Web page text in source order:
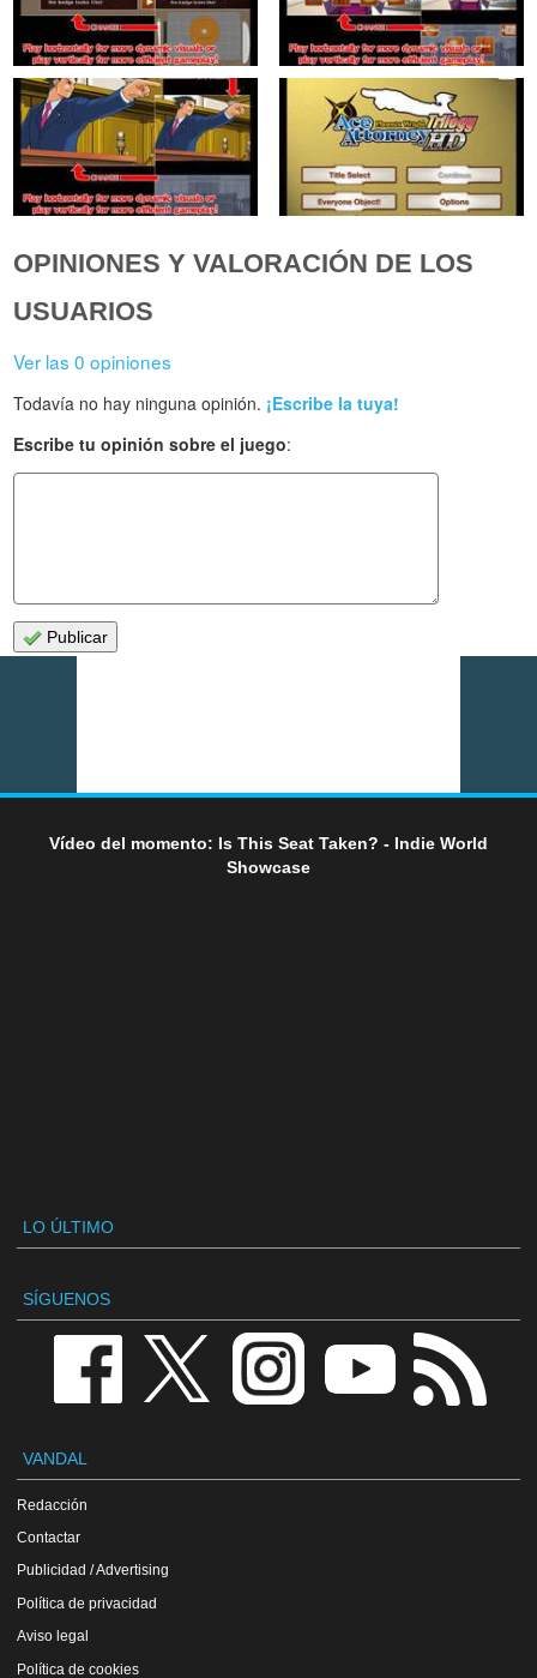
OPINIONES Y VALORACIÓN DE LOS
USUARIOS
Ver las 0 opiniones
Todavía no hay ninguna opinión. ¡Escribe la tuya!
Escribe tu opinión sobre el juego:
Publicar
Vídeo del momento: Is This Seat Taken? - Indie World
Showcase
LO ÚLTIMO
SÍGUENOS
VANDAL
Redacción
Contactar
Publicidad / Advertising
Política de privacidad
Aviso legal
Política de cookies